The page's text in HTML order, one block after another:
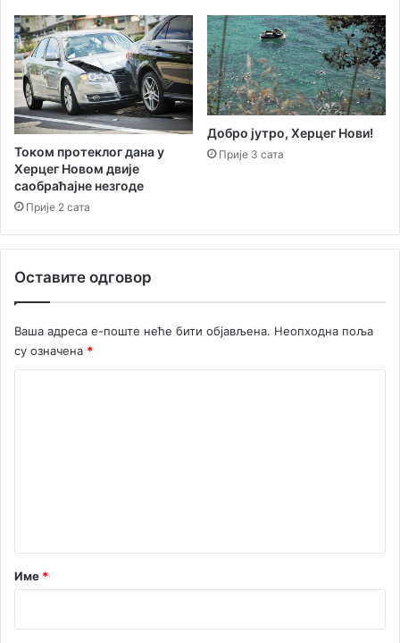
з
а
н
а
ј
б
о
љ
е
п
р
ј
к
у
к
у
о
н
с
к
е
з
в
ј
е
з
д
Током протеклог дана у
Херцег Новом двије
саобраћајне незгоде
Прије 2 сата
Добро јутро, Херцег Нови!
Прије 3 сата
Оставите одговор
Ваша адреса е-поште неће бити објављена. Неопходна поља
су означена *
р
Име *